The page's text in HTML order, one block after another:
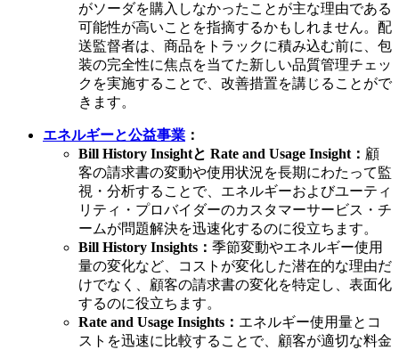
がソーダを購入しなかったことが主な理由である
可能性が高いことを指摘するかもしれません。配
送監督者は、商品をトラックに積み込む前に、包
装の完全性に焦点を当てた新しい品質管理チェッ
クを実施することで、改善措置を講じることがで
きます。
エネルギーと公益事業 ：
Bill History Insightと Rate and Usage Insight： 顧
客の請求書の変動や使用状況を長期にわたって監
視・分析することで、エネルギーおよびユーティ
リティ・プロバイダーのカスタマーサービス・チ
ームが問題解決を迅速化するのに役立ちます。
Bill History Insights： 季節変動やエネルギー使用
量の変化など、コストが変化した潜在的な理由だ
けでなく、顧客の請求書の変化を特定し、表面化
するのに役立ちます。
Rate and Usage Insights： エネルギー使用量とコ
ストを迅速に比較することで、顧客が適切な料金